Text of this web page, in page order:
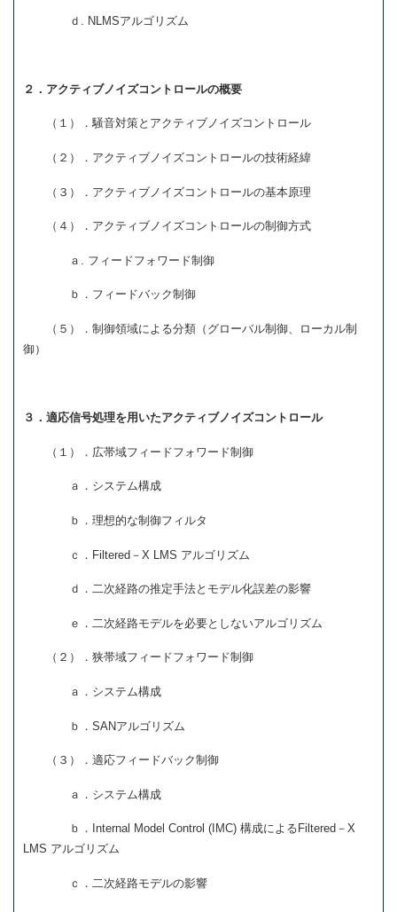
ｄ. NLMSアルゴリズム
２．アクティブノイズコントロールの概要
（１）．騒音対策とアクティブノイズコントロール
（２）．アクティブノイズコントロールの技術経緯
（３）．アクティブノイズコントロールの基本原理
（４）．アクティブノイズコントロールの制御方式
ａ. フィードフォワード制御
ｂ．フィードバック制御
（５）．制御領域による分類（グローバル制御、ローカル制
御）
３．適応信号処理を用いたアクティブノイズコントロール
（１）．広帯域フィードフォワード制御
ａ．システム構成
ｂ．理想的な制御フィルタ
ｃ．Filtered－X LMS アルゴリズム
ｄ．二次経路の推定手法とモデル化誤差の影響
ｅ．二次経路モデルを必要としないアルゴリズム
（２）．狭帯域フィードフォワード制御
ａ．システム構成
ｂ．SANアルゴリズム
（３）．適応フィードバック制御
ａ．システム構成
ｂ．Internal Model Control (IMC) 構成によるFiltered－X
LMS アルゴリズム
ｃ．二次経路モデルの影響